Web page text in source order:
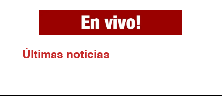
Ú ltimas noticias